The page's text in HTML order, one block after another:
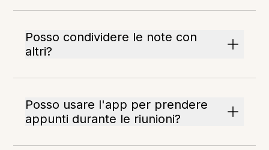
Posso condividere le note con
altri?
Posso usare l'app per prendere
appunti durante le riunioni?